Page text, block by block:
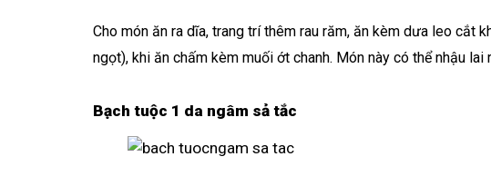
Cho món ăn ra dĩa, trang trí thêm rau răm, ăn kèm dưa leo cắt
ngọt), khi ăn chấm kèm muối ớt chanh. Món này có thể nhậu lai
Bạch tuộc 1 da ngâm sả tắc